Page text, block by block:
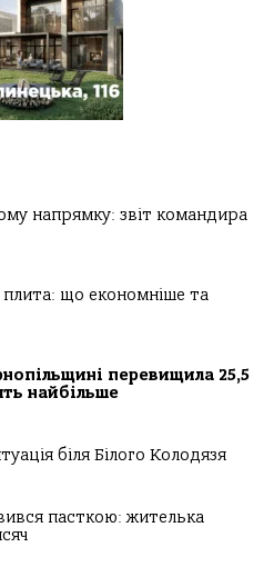
напрямку: звіт командира
плита: що економніше та
перевищила 25,5
найбільше
біля Білого Колодязя
пасткою: жителька